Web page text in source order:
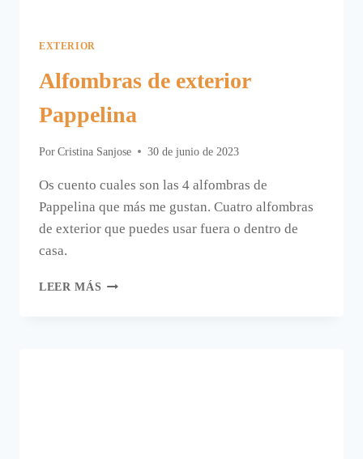
EXTERIOR
Alfombras de exterior
Pappelina
Por Cristina Sanjose 30 de junio de 2023
Os cuento cuales son las 4 alfombras de
Pappelina que más me gustan. Cuatro alfombras
de exterior que puedes usar fuera o dentro de
casa.
LEER MÁS ALFOMBRAS